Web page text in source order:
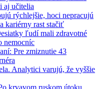
aj učitelia
rýchlejšie, hoci nepracujú
kariérny rast stačiť
ľudí mali zdravotné
nemocníc
Pre zmiznutie 43
Analytici varujú, že vyššie
krvavom ruskom útoku